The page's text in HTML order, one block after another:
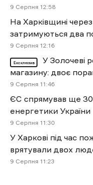
9 Cерпня 12:58
На Харківщині
затримуються два
9 Cерпня 12:16
Ексклюзив
У Золочеві
магазину: двоє
9 Cерпня 11:46
ЄС спрямував ще
енергетики України
9 Cерпня 11:30
У Харкові під час
врятували двох
9 Cерпня 11:23